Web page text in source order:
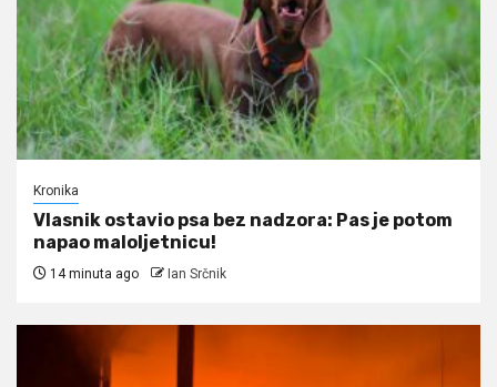
Kronika
Vlasnik ostavio psa bez nadzora: Pas je potom
napao maloljetnicu!
14 minuta ago Ian Srčnik